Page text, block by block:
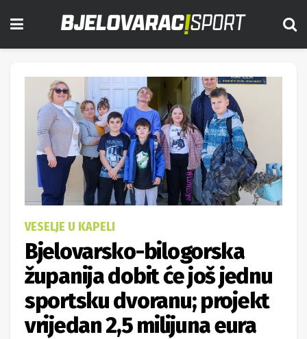
VESELJE U KAPELI
Bjelovarsko-bilogorska
županija dobit će još jednu
sportsku dvoranu; projekt
vrijedan 2,5 milijuna eura